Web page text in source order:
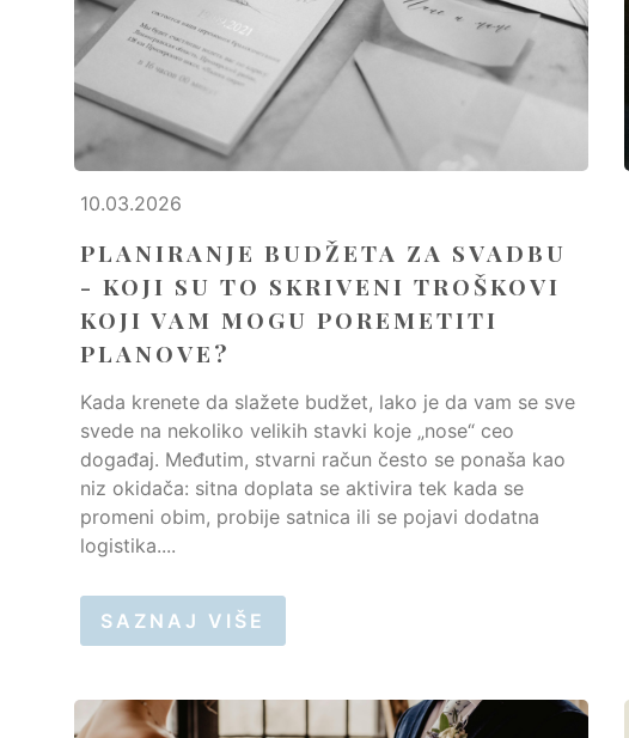
10.03.2026
PLANIRANJE BUDŽETA ZA SVADBU
- KOJI SU TO SKRIVENI TROŠKOVI
KOJI VAM MOGU POREMETITI
PLANOVE?
Kada krenete da slažete budžet, lako je da vam se sve
svede na nekoliko velikih stavki koje „nose“ ceo
događaj. Međutim, stvarni račun često se ponaša kao
niz okidača: sitna doplata se aktivira tek kada se
promeni obim, probije satnica ili se pojavi dodatna
logistika....
SAZNAJ VIŠE